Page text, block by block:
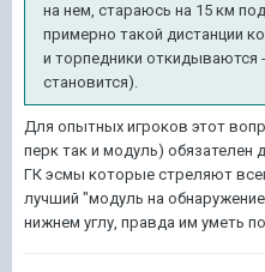
на нем, стараюсь на 15 км
примерно такой дистанции
и торпедники откидываются
становится).
Для опытных игроков этот
перк так и модуль) обязателен
ГК эсмы которые стреляют
лучший "модуль на
нижнем углу, правда им уметь